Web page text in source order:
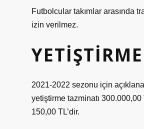
Futbolcular takımlar arasında
izin verilmez.
2021-2022 sezonu için
yetiştirme tazminatı
150,00 TL’dir.